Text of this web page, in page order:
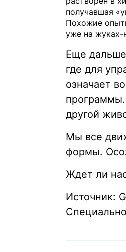
получавшая
Похожие
уже на жуках-
Еще дальше
где для
означает
другой
Мы все
формы.
Ждет ли
Источник: